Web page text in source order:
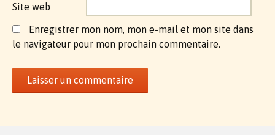
Site web
Enregistrer mon nom, mon e-mail et mon site dans
le navigateur pour mon prochain commentaire.